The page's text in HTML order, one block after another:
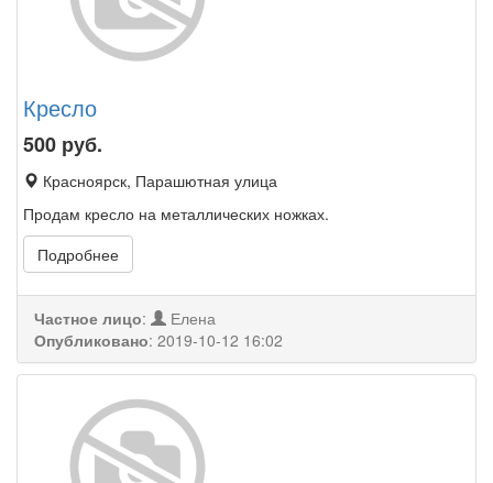
Кресло
500 руб.
Красноярск, Парашютная улица
Продам кресло на металлических ножках.
Подробнее
Частное лицо:
Елена
Опубликовано: 2019-10-12 16:02